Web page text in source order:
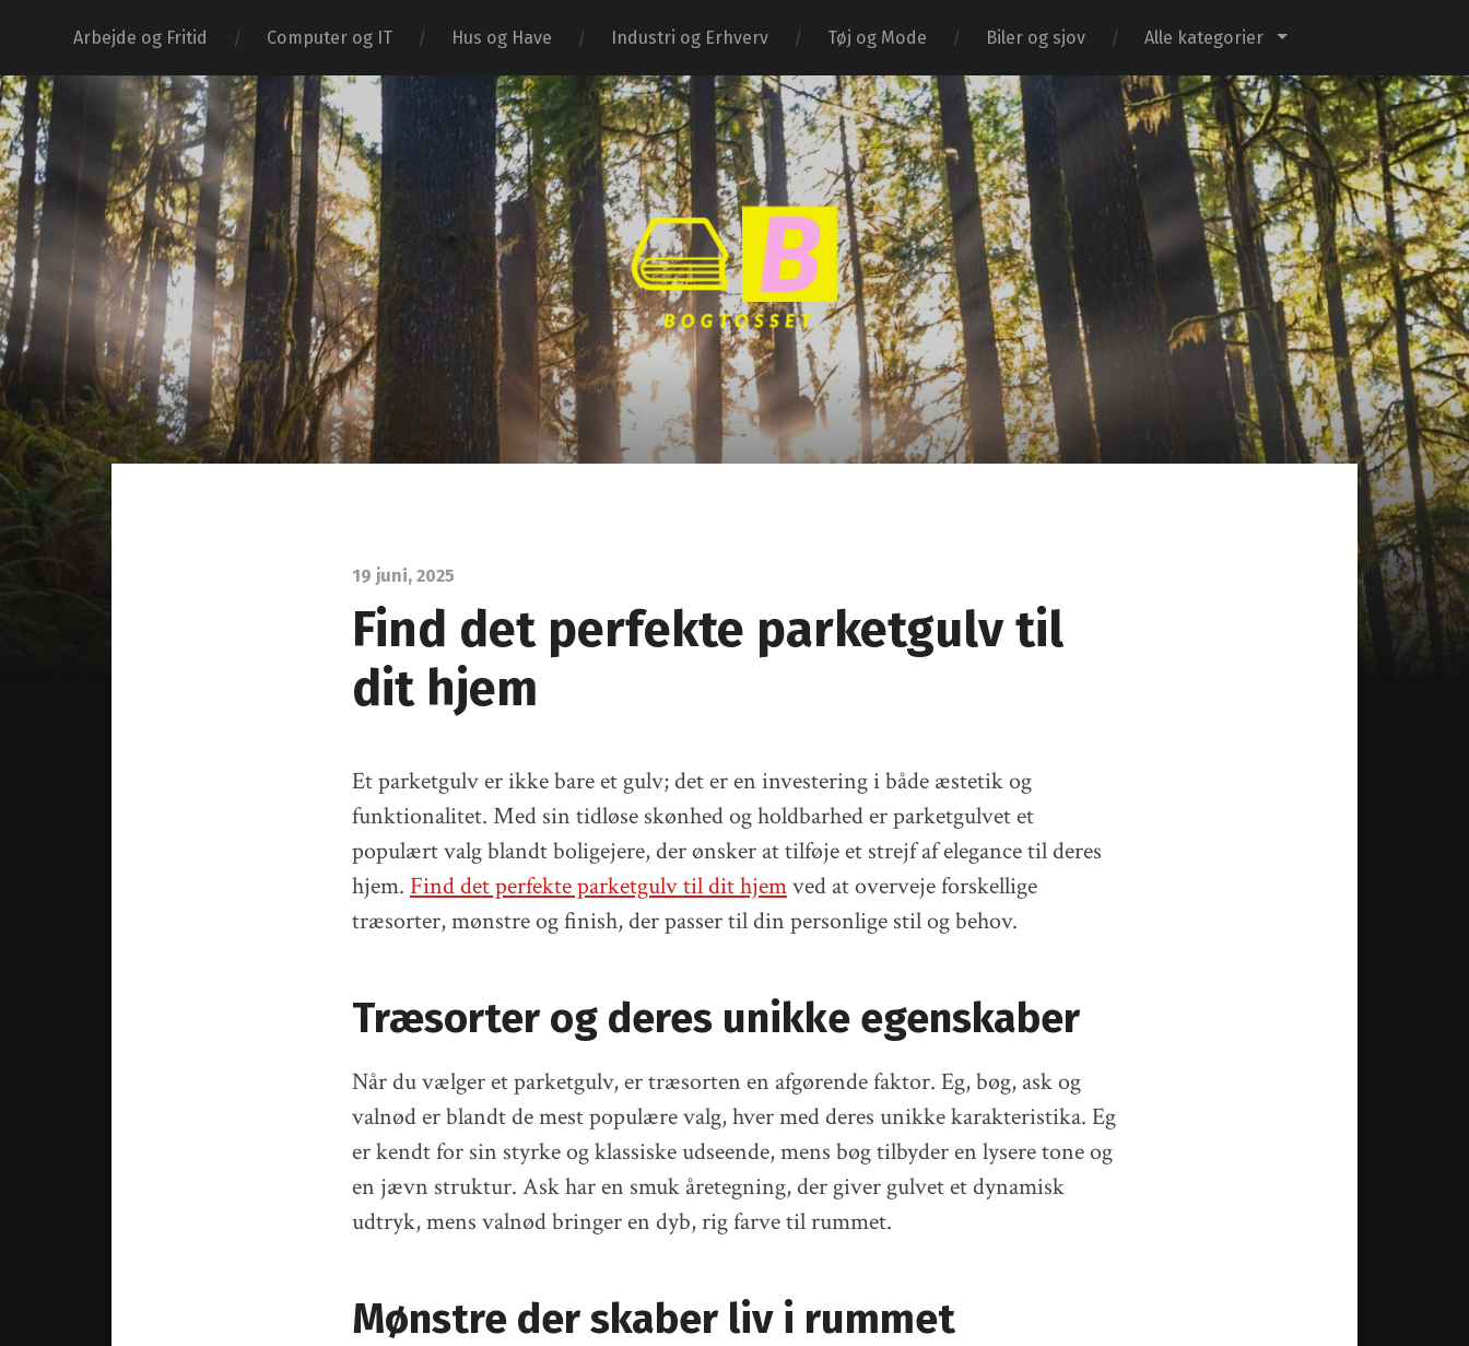
Arbejde og Fritid Computer og IT Hus og Have Industri og Erhverv Tøj og Mode Biler og sjov Alle kategorier
Bogtosset
19 juni, 2025
Find det perfekte parketgulv til
dit hjem
Et parketgulv er ikke bare et gulv; det er en investering i både æstetik og
funktionalitet. Med sin tidløse skønhed og holdbarhed er parketgulvet et
populært valg blandt boligejere, der ønsker at tilføje et strejf af elegance til deres
hjem. Find det perfekte parketgulv til dit hjemved at overveje forskellige
træsorter, mønstre og finish, der passer til din personlige stil og behov.
Træsorter og deres unikke egenskaber
Når du vælger et parketgulv, er træsorten en afgørende faktor. Eg, bøg, ask og
valnød er blandt de mest populære valg, hver med deres unikke karakteristika. Eg
er kendt for sin styrke og klassiske udseende, mens bøg tilbyder en lysere tone og
en jævn struktur. Ask har en smuk åretegning, der giver gulvet et dynamisk
udtryk, mens valnød bringer en dyb, rig farve til rummet.
Mønstre der skaber liv i rummet